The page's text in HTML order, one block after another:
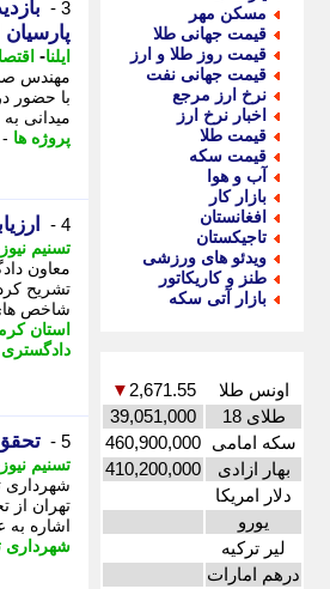
مسکن مهر
قیمت جهانی طلا
قیمت روز طلا و ارز
قیمت جهانی نفت
نرخ ارز مرجع
اخبار نرخ ارز
قیمت طلا
قیمت سکه
آب و هوا
بازار کار
افغانستان
تاجیکستان
ویدئو های ورزشی
طنز و کاریکاتور
بازار آتی سکه
اونس طلا 2,671.55
▼
طلای 18
39,051,000
سکه امامی 460,900,000
بهار ازادی
410,200,000
دلار امریکا
یورو
لیر ترکیه
درهم امارات
3 -
ایلنا-
مهندس
با حضور
میدانی
پروژه ها -
4 -
تسنیم نیوز
معاون
تشریح
شاخص
استان
دادگستری
5 - تحقق
تسنیم نیوز
اشاره به
شهرداری